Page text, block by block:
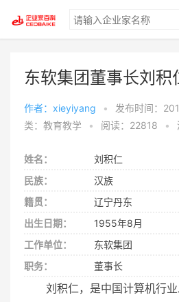
东软集团董事长刘积
作者：xieyiyang • 发布时间：
类：教育教学
• 阅读：22818 •
姓名：
刘积仁
民族：
汉族
籍贯：
辽宁丹东
出生日期：
1955年8月
工作单位：
东软集团
职务：
董事长
刘积仁，是中国计算机行